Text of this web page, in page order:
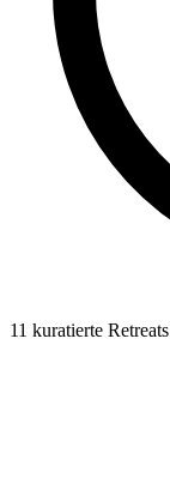
11 kuratierte Retreats